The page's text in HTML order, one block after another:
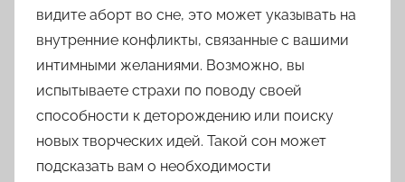
видите аборт во сне, это может указывать на
внутренние конфликты, связанные с вашими
интимными желаниями. Возможно, вы
испытываете страхи по поводу своей
способности к деторождению или поиску
новых творческих идей. Такой сон может
подсказать вам о необходимости